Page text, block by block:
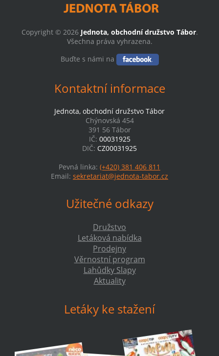
Copyright © 2026 Jednota, obchodní družstvo Tábor.
Všechna práva vyhrazena.
Buďte s námi na
Kontaktní informace
Jednota, obchodní družstvo Tábor
Chýnovská 454
391 56 Tábor
IČ: 00031925
DIČ: CZ00031925
Pevná linka: (+420) 381 406 811
Email: sekretariat@jednota-tabor.cz
Užitečné odkazy
Družstvo
Letáková nabídka
Prodejny
Věrnostní program
Lahůdky Slapy
Aktuality
Letáky ke stažení